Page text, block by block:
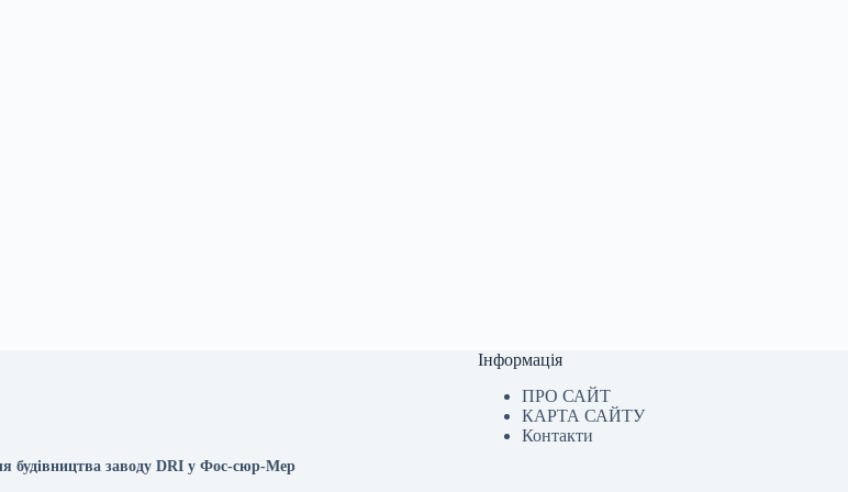
будівництва заводу DRI у Фос-сюр-Мер
Інформація
ПРО САЙТ
КАРТА САЙТУ
Контакти